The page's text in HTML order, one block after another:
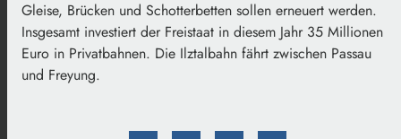
Gleise, Brücken und Schotterbetten sollen erneuert werden.
Insgesamt investiert der Freistaat in diesem Jahr 35 Millionen
Euro in Privatbahnen. Die Ilztalbahn fährt zwischen Passau
und Freyung.